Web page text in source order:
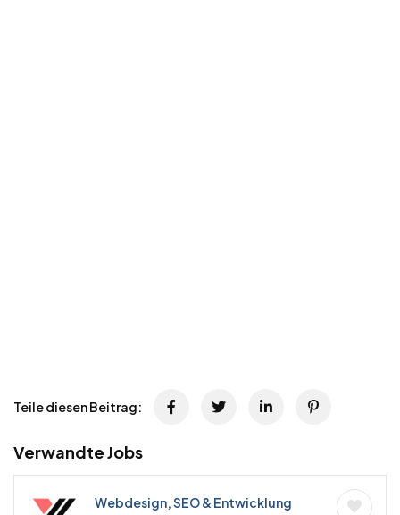
Teile diesen Beitrag:
Verwandte Jobs
Webdesign, SEO & Entwicklung